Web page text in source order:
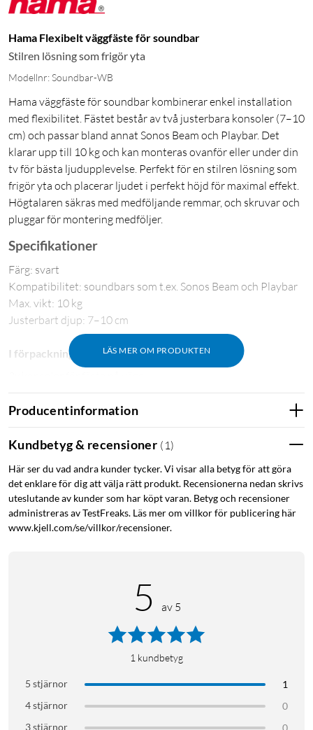
Hama Flexibelt väggfäste för soundbar
Stilren lösning som frigör yta
Modellnr: Soundbar-WB
Hama väggfäste för soundbar kombinerar enkel installation
med flexibilitet. Fästet består av två justerbara konsoler (7–10
cm) och passar bland annat Sonos Beam och Playbar. Det
klarar upp till 10 kg och kan monteras ovanför eller under din
tv för bästa ljudupplevelse. Perfekt för en stilren lösning som
frigör yta och placerar ljudet i perfekt höjd för maximal effekt.
Högtalaren säkras med medföljande remmar, och skruvar och
pluggar för montering medföljer.
LÄS MER OM PRODUKTEN
Specifikationer
Färg: svart
Kompatibilitet: soundbars som t.ex. Sonos Beam och Playbar
Max. vikt: 10 kg
Justerbart djup: 7–10 cm
I förpackningen
Remmar
Monteringskit inklusive skruvar och pluggar
Manual
Producentinformation
Kundbetyg & recensioner ( 1 )
Här ser du vad andra kunder tycker. Vi visar alla betyg för att göra
det enklare för dig att välja rätt produkt. Recensionerna nedan skrivs
uteslutande av kunder som har köpt varan. Betyg och recensioner
administreras av TestFreaks. Läs mer om villkor för publicering här
www.kjell.com/se/villkor/recensioner.
5 av 5
1 kundbetyg
5 stjärnor
1
4 stjärnor
0
3 stjärnor